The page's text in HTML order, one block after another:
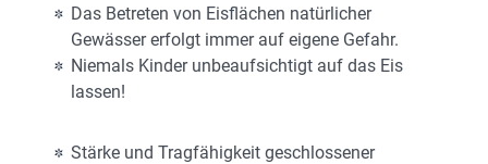
Das Betreten von Eisflächen natürlicher
Gewässer erfolgt immer auf eigene Gefahr.
Niemals Kinder unbeaufsichtigt auf das Eis
lassen!
Stärke und Tragfähigkeit geschlossener